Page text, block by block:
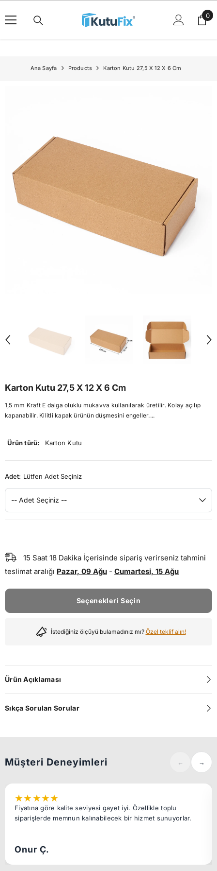
0
0
Ana Sayfa Products Karton Kutu 27,5 X 12 X 6 Cm
Karton Kutu 27,5 X 12 X 6 Cm
1,5 mm Kraft E dalga oluklu mukavva kullanılarak üretilir. Kolay açılıp
kapanabilir. Kilitli kapak ürünün düşmesini engeller....
Ürün türü: Karton Kutu
Adet: Lütfen Adet Seçiniz
-- Adet Seçiniz --
15 Saat 17Dakikaİçerisinde sipariş verirseniz tahmini
teslimat aralığı Pazar, 09 Ağu - Cumartesi, 15 Ağu
Seçenekleri Seçin
İstediğiniz ölçüyü bulamadınız mı? Özel teklif alın!
Ürün Açıklaması
Sıkça Sorulan Sorular
Müşteri Deneyimleri ← →
★★★★★
Fiyatına göre kalite seviyesi gayet iyi. Özellikle toplu
siparişlerde memnun kalınabilecek bir hizmet sunuyorlar.
Onur Ç.